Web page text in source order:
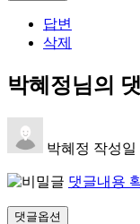
답변
삭제
박혜정님의
박혜정 작성일
댓글내용
댓글옵션